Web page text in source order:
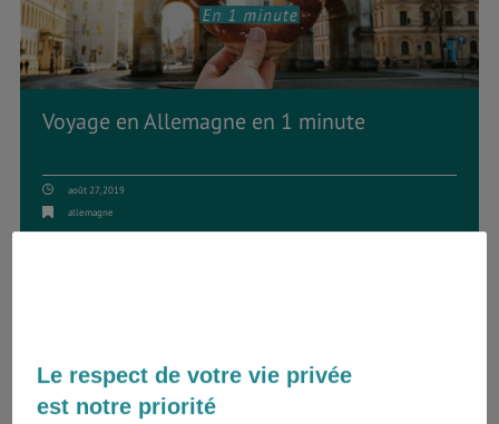
Voyage en Allemagne en 1 minute
août 27, 2019
allemagne
charmes, visitez de nombreux monuments dont
certains classés à l'UNESCO Admirez des
paysages éblouissants, participez à des festivals
Le respect de votre vie privée
est notre priorité